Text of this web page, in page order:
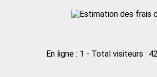
En ligne : 1 - Total visiteurs :